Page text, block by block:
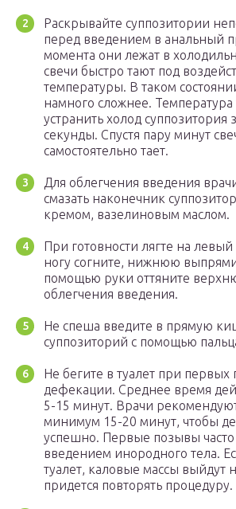
Раскрывайте суппозитории
перед введением в анальный
момента они лежат в
свечи быстро тают под
температуры. В таком
намного сложнее. Температура
устранить холод суппозитория
секунды. Спустя пару минут
самостоятельно тает.
Для облегчения введения
смазать наконечник
кремом, вазелиновым маслом.
При готовности лягте на
ногу согните, нижнюю
помощью руки оттяните
облегчения введения.
Не спеша введите в прямую
суппозиторий с помощью
Не бегите в туалет при первых
дефекации. Среднее время
5-15 минут. Врачи
минимум 15-20 минут, чтобы
успешно. Первые позывы часто
введением инородного тела.
туалет, каловые массы выйдут
придется повторять процедуру.